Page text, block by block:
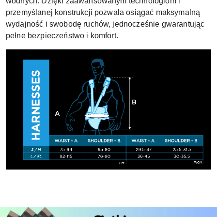
przemyślanej konstrukcji pozwala osiągać maksymalną
wydajność i swobodę ruchów, jednocześnie gwarantując
pełne bezpieczeństwo i komfort.